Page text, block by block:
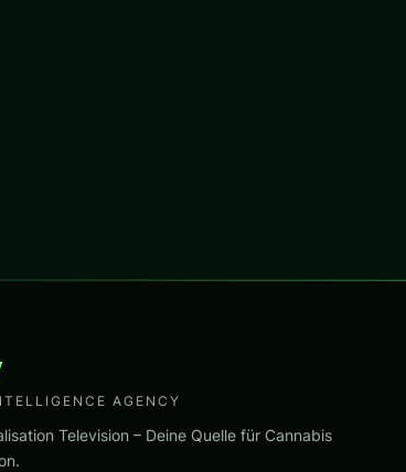
AGENCY
Television – Deine Quelle für Cannabis